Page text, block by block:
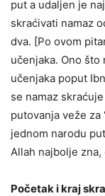
put a udaljen je
skraćivati namaz
dva. [Po ovom
učenjaka. Ono
učenjaka poput
se namaz
putovanja veže za
jednom narodu
Allah najbolje
Početak i kraj